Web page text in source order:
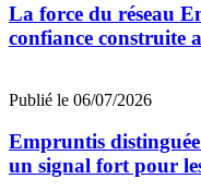
La force du réseau
confiance construite
Publié le 06/07/2026
Empruntis
un signal fort pour